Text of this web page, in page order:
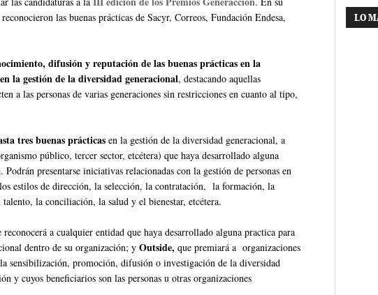
las buenas prácticas de Sacyr, Correos, Fundación Endesa,
difusión y reputación de las buenas prácticas en la
la gestión de la diversidad generacional, destacando aquellas
a las personas de varias generaciones sin restricciones en cuanto al tipo,
tres buenas prácticas en la gestión de la diversidad generacional, a
público, tercer sector, etcétera) que haya desarrollado alguna
presentarse iniciativas relacionadas con la gestión de personas en
estilos de dirección, la selección, la contratación, la formación, la
la conciliación, la salud y el bienestar, etcétera.
reconocerá a cualquier entidad que haya desarrollado alguna practica para
dentro de su organización; y Outside, que premiará a organizaciones
sensibilización, promoción, difusión o investigación de la diversidad
y cuyos beneficiarios son las personas u otras organizaciones
LO